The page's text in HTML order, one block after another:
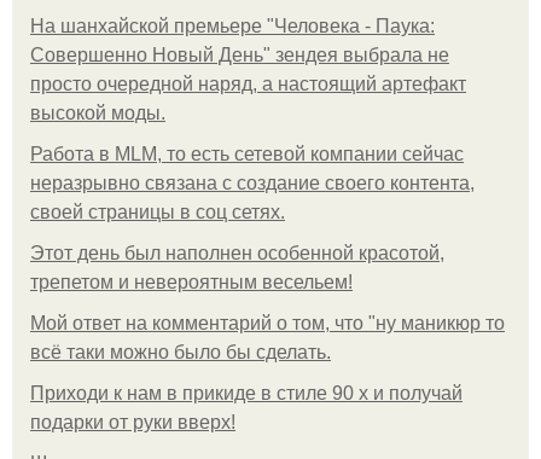
На шанхайской премьере "Человека - Паука:
Совершенно Новый День" зендея выбрала не
просто очередной наряд, а настоящий артефакт
высокой моды.
Работа в MLM, то есть сетевой компании сейчас
неразрывно связана с создание своего контента,
своей страницы в соц сетях.
Этот день был наполнен особенной красотой,
трепетом и невероятным весельем!
Мой ответ на комментарий о том, что "ну маникюр то
всё таки можно было бы сделать.
Приходи к нам в прикиде в стиле 90 х и получай
подарки от руки вверх!